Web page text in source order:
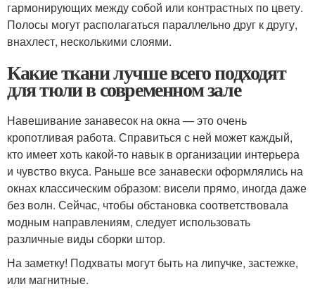
гармонирующих между собой или контрастных по цвету.
Полосы могут располагаться параллельно друг к другу,
внахлест, несколькими слоями.
Какие ткани лучше всего подходят
для тюли в современном зале
Навешивание занавесок на окна — это очень
кропотливая работа. Справиться с ней может каждый,
кто имеет хоть какой-то навык в организации интерьера
и чувство вкуса. Раньше все занавески оформлялись на
окнах классическим образом: висели прямо, иногда даже
без волн. Сейчас, чтобы обстановка соответствовала
модным направлениям, следует использовать
различные виды сборки штор.
На заметку! Подхваты могут быть на липучке, застежке,
или магнитные.